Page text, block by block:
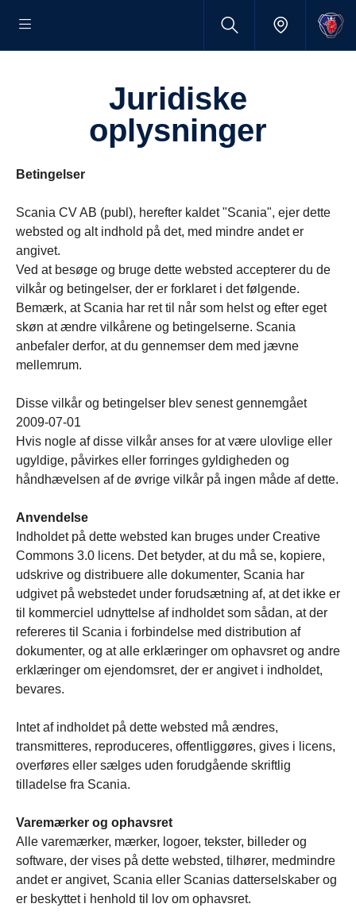
juridiske
oplysninger
Betingelser
Scania CV AB (publ), herefter kaldet "Scania", ejer dette
websted og alt indhold på det, med mindre andet er
angivet.
Ved at besøge og bruge dette websted accepterer du de
vilkår og betingelser, der er forklaret i det følgende.
Bemærk, at Scania har ret til når som helst og efter eget
skøn at ændre vilkårene og betingelserne. Scania
anbefaler derfor, at du gennemser dem med jævne
mellemrum.
Disse vilkår og betingelser blev senest gennemgået
2009-07-01
Hvis nogle af disse vilkår anses for at være ulovlige eller
ugyldige, påvirkes eller forringes gyldigheden og
håndhævelsen af de øvrige vilkår på ingen måde af dette.
Anvendelse
Indholdet på dette websted kan bruges under Creative
Commons 3.0 licens. Det betyder, at du må se, kopiere,
udskrive og distribuere alle dokumenter, Scania har
udgivet på webstedet under forudsætning af, at det ikke er
til kommerciel udnyttelse af indholdet som sådan, at der
refereres til Scania i forbindelse med distribution af
dokumenter, og at alle erklæringer om ophavsret og andre
erklæringer om ejendomsret, der er angivet i indholdet,
bevares.
Intet af indholdet på dette websted må ændres,
transmitteres, reproduceres, offentliggøres, gives i licens,
overføres eller sælges uden forudgående skriftlig
tilladelse fra Scania.
Varemærker og ophavsret
Alle varemærker, mærker, logoer, tekster, billeder og
software, der vises på dette websted, tilhører, medmindre
andet er angivet, Scania eller Scanias datterselskaber og
er beskyttet i henhold til lov om ophavsret.